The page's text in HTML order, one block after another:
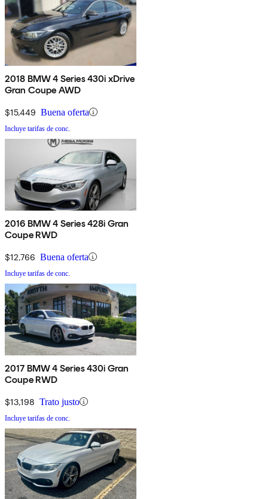
2018 BMW 4 Series 430i xDrive
Gran Coupe AWD
$15,449 Buena oferta
Incluye tarifas de conc.
2016 BMW 4 Series 428i Gran
Coupe RWD
$12,766 Buena oferta
Incluye tarifas de conc.
2017 BMW 4 Series 430i Gran
Coupe RWD
$13,198 Trato justo
Incluye tarifas de conc.